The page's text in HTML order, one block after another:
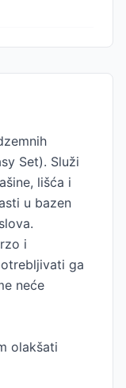
Set). Služi
lišća i
u bazen
i
ga
neće
olakšati